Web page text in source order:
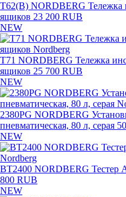
T62(B) NORDBERG Тележка
ящиков 23 200 RUB
NEW
T71 NORDBERG Тележка
ящиков 25 700 RUB
NEW
2380PG NORDBERG
пневматическая, 80 л, серая
NEW
BT2400 NORDBERG Тестер
800 RUB
NEW